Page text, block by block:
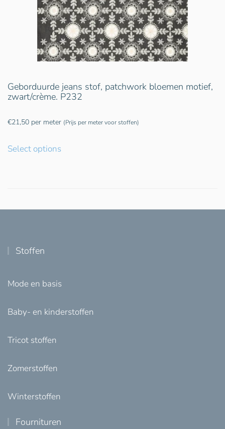
Geborduurde jeans stof, patchwork bloemen motief,
zwart/crème. P232
€21,50 per meter (Prijs per meter voor stoffen)
Select options
Stoffen
Mode en basis
Baby- en kinderstoffen
Tricot stoffen
Zomerstoffen
Winterstoffen
Fournituren